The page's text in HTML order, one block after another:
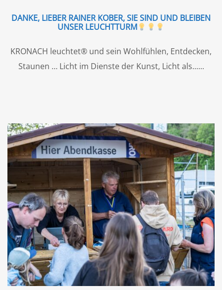
DANKE, LIEBER RAINER KOBER, SIE SIND UND BLEIBEN
UNSER LEUCHTTURM
KRONACH leuchtet® und sein Wohlfühlen, Entdecken,
Staunen … Licht im Dienste der Kunst, Licht als...